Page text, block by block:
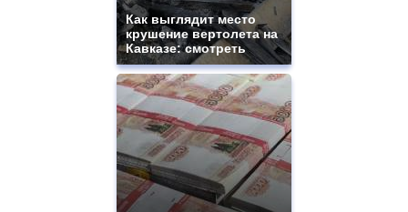
Как выглядит место
крушение вертолета на
Кавказе: смотреть